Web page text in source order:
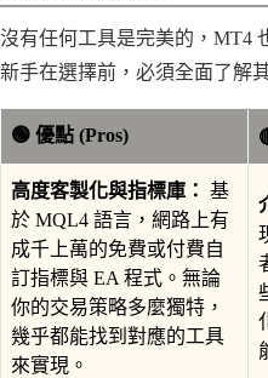
沒有任何工具是完美的，MT4
新手在選擇前，必須全面了解
🟢 優點 (Pros)
高度客製化與指標庫： 基
於 MQL4 語言，網路上有
成千上萬的免費或付費自
訂指標與 EA 程式。無論
你的交易策略多麼獨特，
幾乎都能找到對應的工具
來實現。